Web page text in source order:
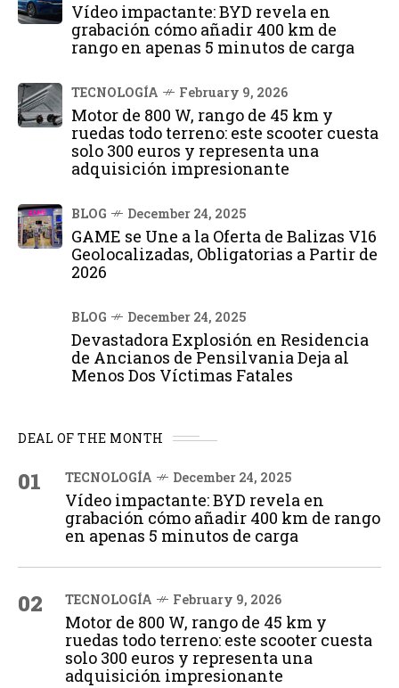
Vídeo impactante: BYD revela en
grabación cómo añadir 400 km de
rango en apenas 5 minutos de carga
TECNOLOGÍA February 9, 2026
Motor de 800 W, rango de 45 km y
ruedas todo terreno: este scooter cuesta
solo 300 euros y representa una
adquisición impresionante
BLOG December 24, 2025
GAME se Une a la Oferta de Balizas V16
Geolocalizadas, Obligatorias a Partir de
2026
BLOG December 24, 2025
Devastadora Explosión en Residencia
de Ancianos de Pensilvania Deja al
Menos Dos Víctimas Fatales
DEAL OF THE MONTH
01 TECNOLOGÍA December 24, 2025
Vídeo impactante: BYD revela en
grabación cómo añadir 400 km de rango
en apenas 5 minutos de carga
02 TECNOLOGÍA February 9, 2026
Motor de 800 W, rango de 45 km y
ruedas todo terreno: este scooter cuesta
solo 300 euros y representa una
adquisición impresionante